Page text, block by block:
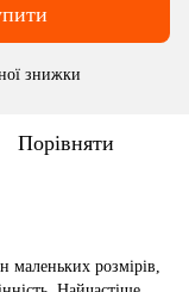
знижки
Порівняти
маленьких розмірів,